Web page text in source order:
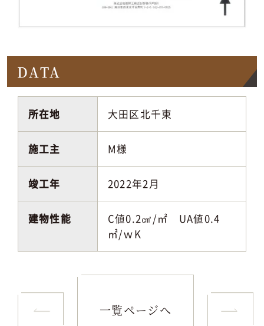
DATA
所在地 大田区北千束
施工主 M様
竣工年 2022年2月
建物性能
C値0.2㎠/㎡ UA値0.4
㎡/ｗK
一覧ページへ